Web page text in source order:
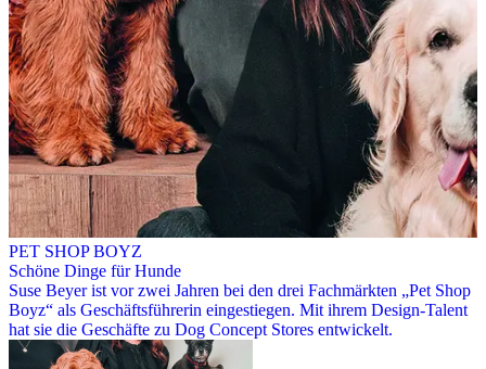
PET SHOP BOYZ
Schöne Dinge für Hunde
Suse Beyer ist vor zwei Jahren bei den drei Fachmärkten „Pet Shop
Boyz“ als Geschäftsführerin eingestiegen. Mit ihrem Design-Talent
hat sie die Geschäfte zu Dog Concept Stores entwickelt.